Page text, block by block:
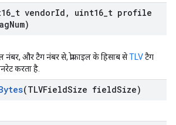
t vendorId , uint16 t profile
Num)
नंबर, और टैग नंबर से, प्रोफ़ाइल के हिसाब सेTLVटैग
करता है.
(TLVFieldSize fieldSize)